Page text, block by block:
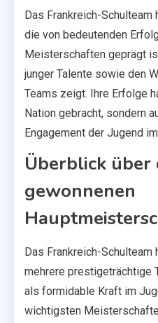
Das Frankreich-
die von bedeutenden
Meisterschaften geprägt
junger Talente sowie den
Teams zeigt. Ihre Erfolge
Nation gebracht, sondern
Engagement der Jugend
Überblick über
gewonnenen
Das Frankreich-
mehrere prestigeträchtige
als formidable Kraft im
wichtigsten